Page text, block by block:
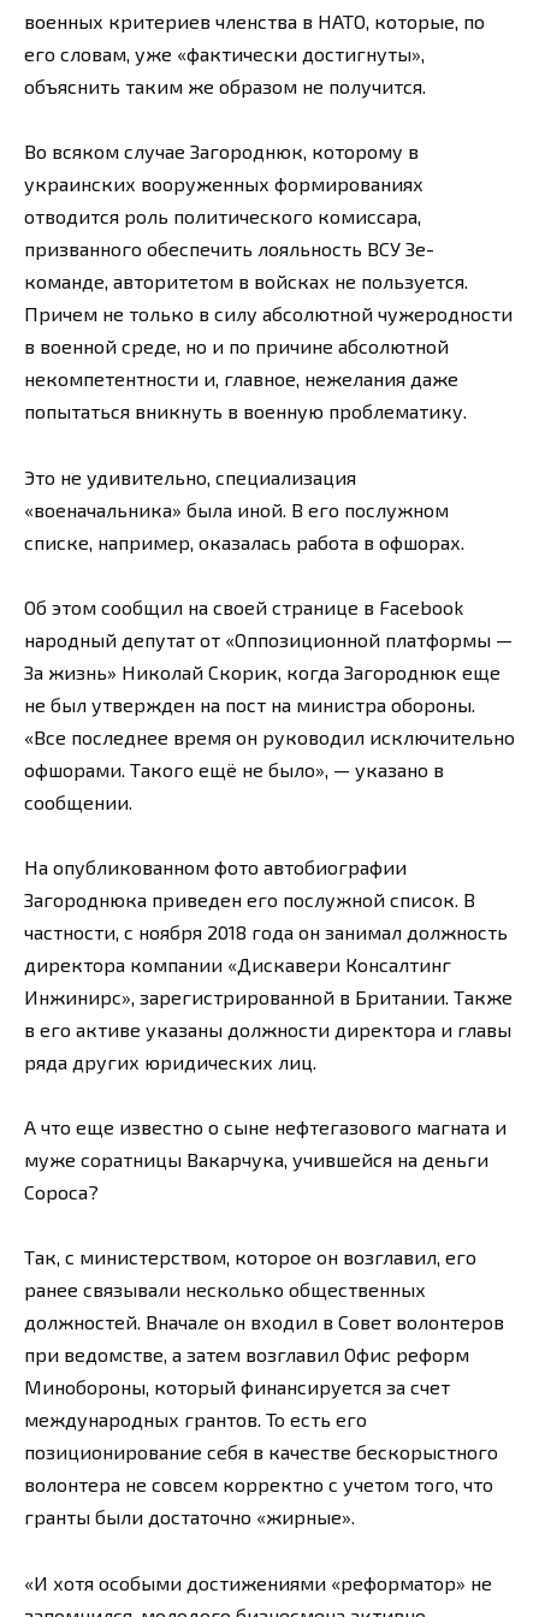
военных критериев членства в НАТО, которые, по
его словам, уже «фактически достигнуты»,
объяснить таким же образом не получится.
Во всяком случае Загороднюк, которому в
украинских вооруженных формированиях
отводится роль политического комиссара,
призванного обеспечить лояльность ВСУ Зе-
команде, авторитетом в войсках не пользуется.
Причем не только в силу абсолютной чужеродности
в военной среде, но и по причине абсолютной
некомпетентности и, главное, нежелания даже
попытаться вникнуть в военную проблематику.
Это не удивительно, специализация
«военачальника» была иной. В его послужном
списке, например, оказалась работа в офшорах.
Об этом сообщил на своей странице в Facebook
народный депутат от «Оппозиционной платформы —
За жизнь» Николай Скорик, когда Загороднюк еще
не был утвержден на пост на министра обороны.
«Все последнее время он руководил исключительно
офшорами. Такого ещё не было», — указано в
сообщении.
На опубликованном фото автобиографии
Загороднюка приведен его послужной список. В
частности, с ноября 2018 года он занимал должность
директора компании «Дискавери Консалтинг
Инжинирс», зарегистрированной в Британии. Также
в его активе указаны должности директора и главы
ряда других юридических лиц.
А что еще известно о сыне нефтегазового магната и
муже соратницы Вакарчука, учившейся на деньги
Сороса?
Так, с министерством, которое он возглавил, его
ранее связывали несколько общественных
должностей. Вначале он входил в Совет волонтеров
при ведомстве, а затем возглавил Офис реформ
Минобороны, который финансируется за счет
международных грантов. То есть его
позиционирование себя в качестве бескорыстного
волонтера не совсем корректно с учетом того, что
гранты были достаточно «жирные».
«И хотя особыми достижениями «реформатор» не